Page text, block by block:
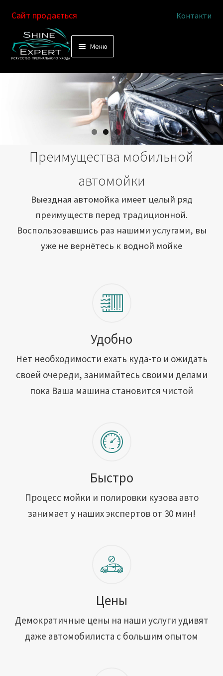
Перейти
к
Перейти
к
Сайт продається Контакти
Меню
Выездная автомойка
Химчистка салона
Подетальная химчистка
Как это работает
Сотрудничество
Вакансии
Адреса обслуживания
Контакты
Преимущества мобильной
автомойки
Выездная автомойка имеет целый ряд
преимуществ перед традиционной.
Воспользовавшись раз нашими услугами, вы
уже не вернётесь к водной мойке
Удобно
Нет необходимости ехать куда-то и ожидать
своей очереди, занимайтесь своими делами
пока Ваша машина становится чистой
Быстро
Процесс мойки и полировки кузова авто
занимает у наших экспертов от 30 мин!
Цены
Демократичные цены на наши услуги удивят
даже автомобилиста с большим опытом